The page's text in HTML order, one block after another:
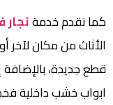
كما نقدم خدمة
الأثاث من مكان لآخر
قطع جديدة،
ابواب خشب داخلية